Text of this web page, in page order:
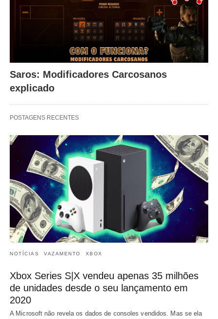
Saros: Modificadores Carcosanos
explicado
POSTAGENS RECENTES
NOTÍCIAS VAZAMENTO XBOX
Xbox Series S|X vendeu apenas 35 milhões
de unidades desde o seu lançamento em
2020
A Microsoft não revela os dados de consoles vendidos. Mas se ela